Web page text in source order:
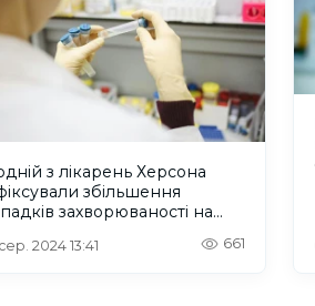
з лікарень Херсона
збільшення
захворюваності на
2024 13:41 661